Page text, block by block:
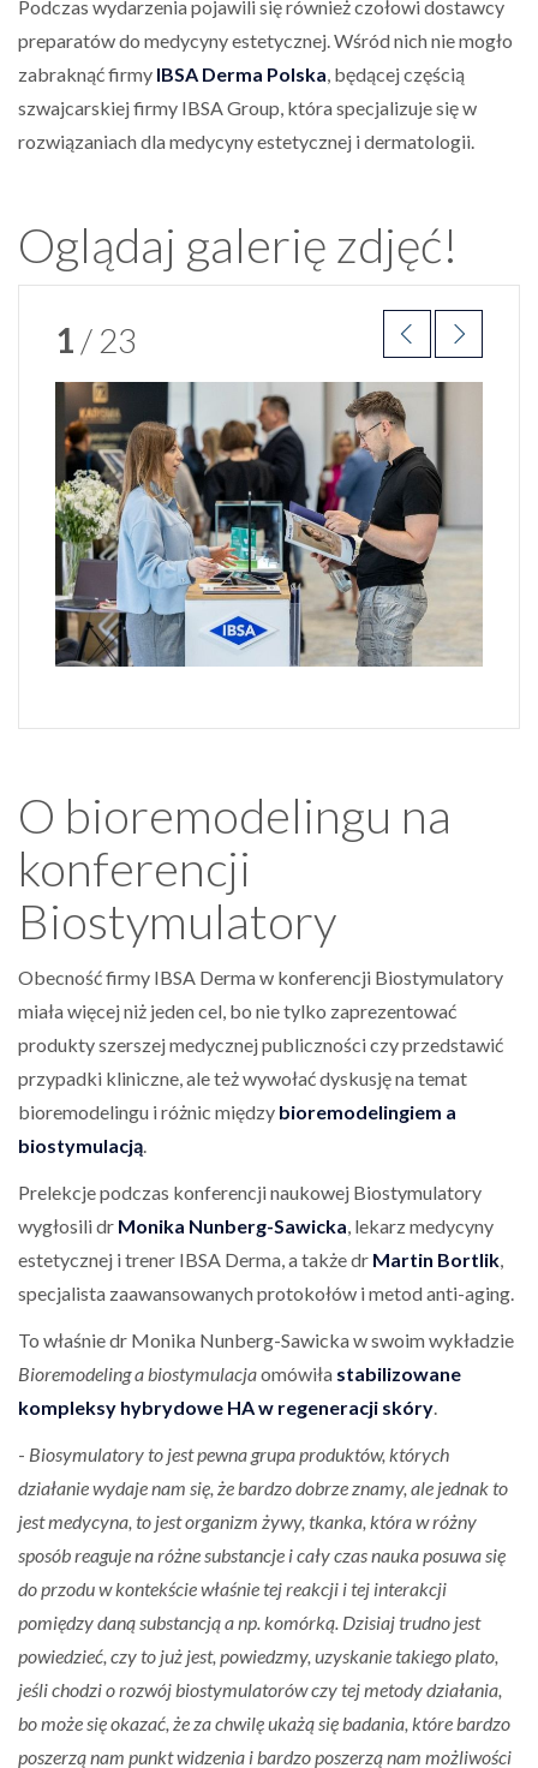
Podczas wydarzenia pojawili się również czołowi dostawcy
preparatów do medycyny estetycznej. Wśród nich nie mogło
zabraknąć firmy IBSA Derma Polska, będącej częścią
szwajcarskiej firmy IBSA Group, która specjalizuje się w
rozwiązaniach dla medycyny estetycznej i dermatologii.
Oglądaj galerię zdjęć!
1 / 23
O bioremodelingu na
konferencji
Biostymulatory
Obecność firmy IBSA Derma w konferencji Biostymulatory
miała więcej niż jeden cel, bo nie tylko zaprezentować
produkty szerszej medycznej publiczności czy przedstawić
przypadki kliniczne, ale też wywołać dyskusję na temat
bioremodelingu i różnic między bioremodelingiem a
biostymulacją.
Prelekcje podczas konferencji naukowej Biostymulatory
wygłosili dr Monika Nunberg-Sawicka, lekarz medycyny
estetycznej i trener IBSA Derma, a także dr Martin Bortlik,
specjalista zaawansowanych protokołów i metod anti-aging.
To właśnie dr Monika Nunberg-Sawicka w swoim wykładzie
Bioremodeling a biostymulacjaomówiła stabilizowane
kompleksy hybrydowe HA w regeneracji skóry.
- Biosymulatory to jest pewna grupa produktów, których
działanie wydaje nam się, że bardzo dobrze znamy, ale jednak to
jest medycyna, to jest organizm żywy, tkanka, która w różny
sposób reaguje na różne substancje i cały czas nauka posuwa się
do przodu w kontekście właśnie tej reakcji i tej interakcji
pomiędzy daną substancją a np. komórką. Dzisiaj trudno jest
powiedzieć, czy to już jest, powiedzmy, uzyskanie takiego plato,
jeśli chodzi o rozwój biostymulatorów czy tej metody działania,
bo może się okazać, że za chwilę ukażą się badania, które bardzo
poszerzą nam punkt widzenia i bardzo poszerzą nam możliwości